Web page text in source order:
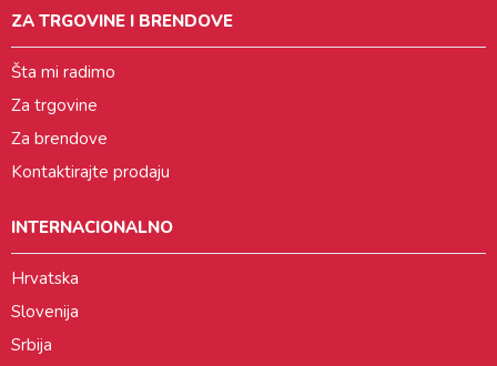
ZA TRGOVINE I BRENDOVE
Šta mi radimo
Za trgovine
Za brendove
Kontaktirajte prodaju
INTERNACIONALNO
Hrvatska
Slovenija
Srbija